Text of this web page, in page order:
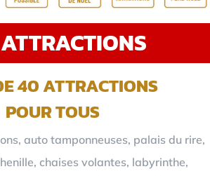
40 ATTRACTIONS
POUR TOUS
auto tamponneuses, palais du rire,
chaises volantes, labyrinthe,